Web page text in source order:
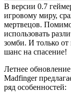
В версии 0.7
игровому миру,
мертвецов.
использовать
зомби. И только от
шанс на спасение!
Летнее обновление
Madfinger
ряд особенностей: